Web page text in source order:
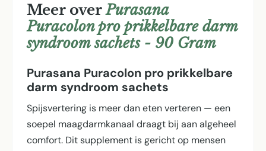
Meer overPurasana
Puracolon pro prikkelbare darm
syndroom sachets - 90 Gram
Purasana Puracolon pro prikkelbare
darm syndroom sachets
Spijsvertering is meer dan eten verteren — een
soepel maagdarmkanaal draagt bij aan algeheel
comfort. Dit supplement is gericht op mensen